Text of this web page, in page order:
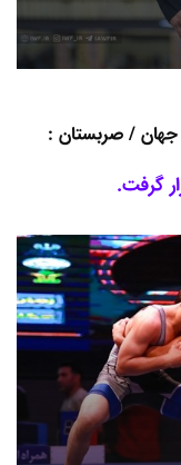
جهان / صربستان :
گرفت.